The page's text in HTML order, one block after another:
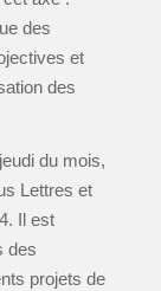
des
et
des
du mois,
Lettres et
Il est
des
projets de